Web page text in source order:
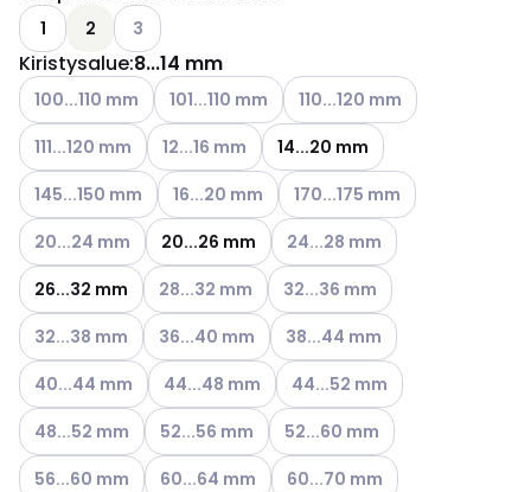
1 2 Katso käytettävissä olevat vaihtoehdot
3
Kiristysalue:8...14 mm
Katso käytettävissä olevat vaihtoehdot
100...110 mm Katso käytettävissä olevat vaihtoehdot
101...110 mm Katso käytettävissä olevat
110...120 mm
Katso käytettävissä olevat vaihtoehdot
111...120 mm Katso käytettävissä olevat vaihtoehdot
12...16 mm
14...20 mm
Katso käytettävissä olevat vaihtoehdot
145...150 mm Katso käytettävissä olevat vaihtoehdot
16...20 mm Katso käytettävissä olevat
170...175 mm
Katso käytettävissä olevat vaihtoehdot
20...24 mm 20...26 mm Katso käytettävissä olevat
24...28 mm
26...32 mm
Katso käytettävissä olevat vaihtoehdot
28...32 mm Katso käytettävissä olevat
32...36 mm
Katso käytettävissä olevat vaihtoehdot
32...38 mm Katso käytettävissä olevat vaihtoehdot
36...40 mm Katso käytettävissä olevat
38...44 mm
Katso käytettävissä olevat vaihtoehdot
40...44 mm Katso käytettävissä olevat vaihtoehdot
44...48 mm Katso käytettävissä olevat
44...52 mm
Katso käytettävissä olevat vaihtoehdot
48...52 mm Katso käytettävissä olevat vaihtoehdot
52...56 mm Katso käytettävissä olevat
52...60 mm
Katso käytettävissä olevat vaihtoehdot
56...60 mm Katso käytettävissä olevat vaihtoehdot
60...64 mm Katso käytettävissä olevat
60...70 mm